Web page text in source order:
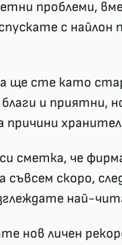
проблеми,
с
ще сте като
и приятни,
причини
сметка, че
съвсем скоро,
най-
нов личен